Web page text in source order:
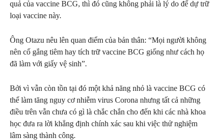
quả của vaccine BCG, thì đó cũng không phải là lý do để dự trữ
loại vaccine này.
Ông Otazu nêu lên quan điểm của bản thân: “Mọi người không
nên cố gắng tiêm hay tích trữ vaccine BCG giống như cách họ
đã làm với giấy vệ sinh”.
Bởi vì vẫn còn tồn tại đó một khả năng nhỏ là vaccine BCG có
thể làm tăng nguy cơ nhiễm virus Corona nhưng tất cả những
điều trên vẫn chưa có gì là chắc chắn cho đến khi các nhà khoa
học đưa ra lời khẳng định chính xác sau khi việc thử nghiệm
lâm sàng thành công.